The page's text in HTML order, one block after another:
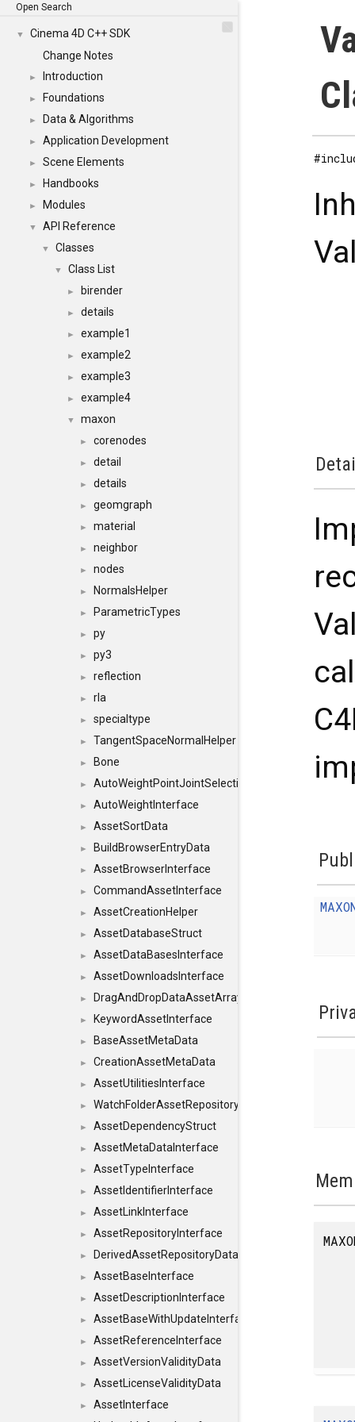
Open Search
▼
Cinema 4D C++ SDK
Change Notes
► Introduction
► Foundations
► Data & Algorithms
► Application Development
► Scene Elements
► Handbooks
► Modules
▼ API Reference
▼ Classes
▼ Class List
► birender
► details
► example1
► example2
► example3
► example4
▼ maxon
► corenodes
► detail
► details
► geomgraph
► material
► neighbor
► nodes
► NormalsHelper
► ParametricTypes
► py
► py3
► reflection
► rla
► specialtype
► TangentSpaceNormalHelper
► Bone
► AutoWeightPointJointSelections
► AutoWeightInterface
► AssetSortData
► BuildBrowserEntryData
► AssetBrowserInterface
► CommandAssetInterface
► AssetCreationHelper
► AssetDatabaseStruct
► AssetDataBasesInterface
► AssetDownloadsInterface
► DragAndDropDataAssetArray
► KeywordAssetInterface
► BaseAssetMetaData
► CreationAssetMetaData
► AssetUtilitiesInterface
► WatchFolderAssetRepositoryInterface
► AssetDependencyStruct
► AssetMetaDataInterface
► AssetTypeInterface
► AssetIdentifierInterface
► AssetLinkInterface
► AssetRepositoryInterface
► DerivedAssetRepositoryDataInterface
► AssetBaseInterface
► AssetDescriptionInterface
► AssetBaseWithUpdateInterface
► AssetReferenceInterface
► AssetVersionValidityData
► AssetLicenseValidityData
►
AssetInterface